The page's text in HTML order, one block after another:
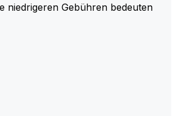
niedrigeren Gebühren bedeuten